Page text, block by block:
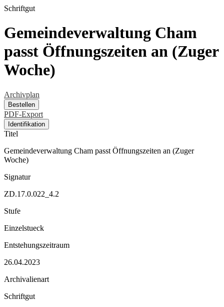
Schriftgut
Gemeindeverwaltung Cham
passt Öffnungszeiten an (Zuger
Woche)
Archivplan
Bestellen
PDF-Export
Identifikation
Titel
Gemeindeverwaltung Cham passt Öffnungszeiten an (Zuger
Woche)
Signatur
ZD.17.0.022_4.2
Stufe
Einzelstueck
Entstehungszeitraum
26.04.2023
Archivalienart
Schriftgut